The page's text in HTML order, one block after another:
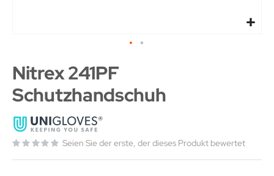
Nitrex 241PF
Schutzhandschuh
Seien Sie der erste, der dieses Produkt bewertet